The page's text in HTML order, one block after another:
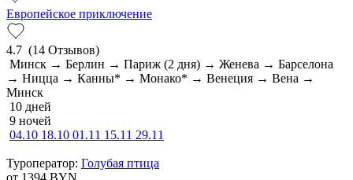
Европейское приключение
4.7 (14 Отзывов)
Минск → Берлин → Париж (2 дня) → Женева → Барселона
→ Ницца → Канны* → Монако* → Венеция → Вена →
Минск
10 дней
9 ночей
04.10 18.10 01.11 15.11 29.11
Туроператор: Голубая птица
от 1394 BYN